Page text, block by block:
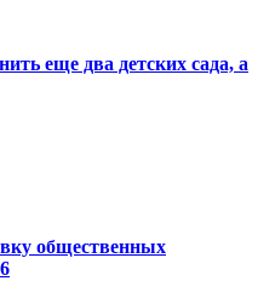
еще два детских сада, а
общественных